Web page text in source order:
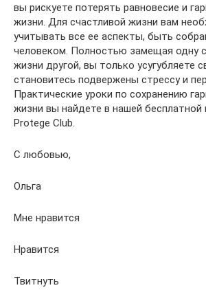
вы рискуете потерять равновесие и
жизни. Для счастливой жизни вам
учитывать все ее аспекты, быть
человеком. Полностью замещая одну
жизни другой, вы только усугубляете
становитесь подвержены стрессу и
Практические уроки по сохранению
жизни вы найдете в нашей бесплатной
Protege Club.
С любовью,
Ольга
Мне нравится
Нравится
Твитнуть